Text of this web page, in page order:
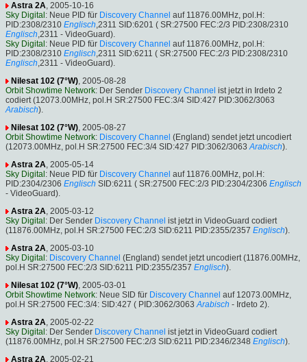
Astra 2A, 2005-10-16
Sky Digital : Neue PID für Discovery Channel auf 11876.00MHz, pol.H:
PID:2308/2310 Englisch,2311 SID:6201 ( SR:27500 FEC:2/3 PID:2308/2310
Englisch,2311 - VideoGuard).
Sky Digital : Neue PID für Discovery Channel auf 11876.00MHz, pol.H:
PID:2308/2310 Englisch,2311 SID:6211 ( SR:27500 FEC:2/3 PID:2308/2310
Englisch,2311 - VideoGuard).
Nilesat 102 (7°W), 2005-08-28
Orbit Showtime Network: Der Sender Discovery Channel ist jetzt in Irdeto 2
codiert (12073.00MHz, pol.H SR:27500 FEC:3/4 SID:427 PID:3062/3063
Arabisch).
Nilesat 102 (7°W), 2005-08-27
Orbit Showtime Network: Discovery Channel (England) sendet jetzt uncodiert
(12073.00MHz, pol.H SR:27500 FEC:3/4 SID:427 PID:3062/3063 Arabisch).
Astra 2A, 2005-05-14
Sky Digital : Neue PID für Discovery Channel auf 11876.00MHz, pol.H:
PID:2304/2306 Englisch SID:6211 ( SR:27500 FEC:2/3 PID:2304/2306 Englisch
- VideoGuard).
Astra 2A, 2005-03-12
Sky Digital : Der Sender Discovery Channel ist jetzt in VideoGuard codiert
(11876.00MHz, pol.H SR:27500 FEC:2/3 SID:6211 PID:2355/2357 Englisch).
Astra 2A, 2005-03-10
Sky Digital : Discovery Channel (England) sendet jetzt uncodiert (11876.00MHz,
pol.H SR:27500 FEC:2/3 SID:6211 PID:2355/2357 Englisch).
Nilesat 102 (7°W), 2005-03-01
Orbit Showtime Network: Neue SID für Discovery Channel auf 12073.00MHz,
pol.H SR:27500 FEC:3/4: SID:427 ( PID:3062/3063 Arabisch - Irdeto 2).
Astra 2A, 2005-02-22
Sky Digital : Der Sender Discovery Channel ist jetzt in VideoGuard codiert
(11876.00MHz, pol.H SR:27500 FEC:2/3 SID:6211 PID:2346/2348 Englisch).
Astra 2A, 2005-02-21